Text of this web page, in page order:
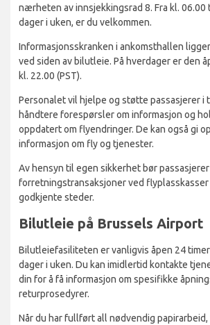
nærheten av innsjekkingsrad 8. Fra kl. 06.00
dager i uken, er du velkommen.
Informasjonsskranken i ankomsthallen
ved siden av bilutleie. På hverdager er den
kl. 22.00 (PST).
Personalet vil hjelpe og støtte passasjerer i
håndtere forespørsler om informasjon og
oppdatert om flyendringer. De kan også gi
informasjon om fly og tjenester.
Av hensyn til egen sikkerhet bør
forretningstransaksjoner ved
godkjente steder.
Bilutleie på Brussels Airport
Bilutleiefasiliteten er vanligvis åpen 24
dager i uken. Du kan imidlertid kontakte
din for å få informasjon om spesifikke
returprosedyrer.
Når du har fullført all nødvendig